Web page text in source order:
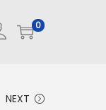
0
NEXT